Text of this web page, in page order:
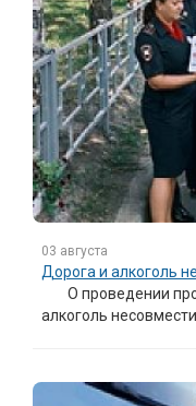
03 августа
Дорога и алкоголь
О проведении
алкоголь